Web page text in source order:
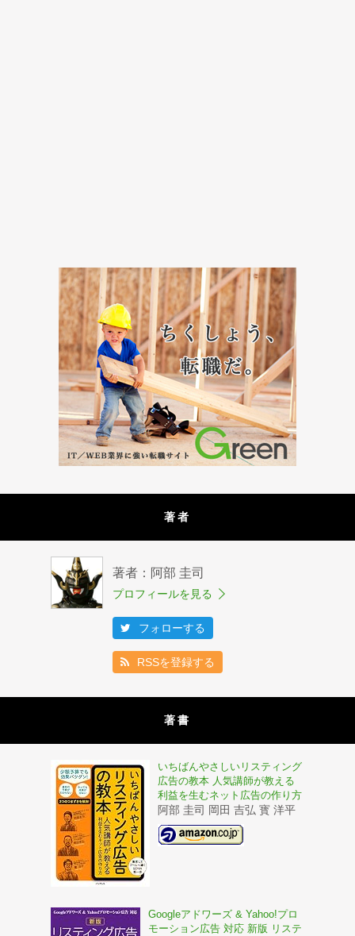
著者
著者：阿部 圭司
プロフィールを見る
フォローする
RSSを登録する
著書
いちばんやさしいリスティング
広告の教本 人気講師が教える
利益を生むネット広告の作り方
阿部 圭司 岡田 吉弘 寳 洋平
Googleアドワーズ & Yahoo!プロ
モーション広告 対応 新版 リステ